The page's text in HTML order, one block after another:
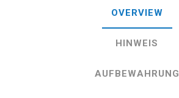
OVERVIEW
HINWEIS
AUFBEWAHRUNG